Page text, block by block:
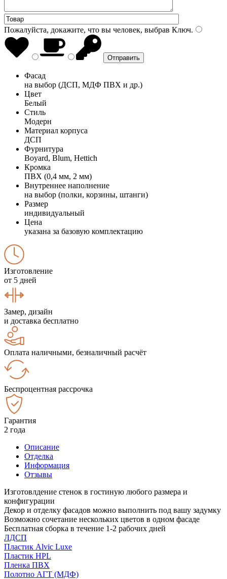
Пожалуйста, докажите, что вы человек, выбрав Ключ.
Фасад
на выбор (ДСП, МДФ ПВХ и др.)
Цвет
Белый
Стиль
Модерн
Материал корпуса
ДСП
Фурнитура
Boyard, Blum, Hettich
Кромка
ПВХ (0,4 мм, 2 мм)
Внутреннее наполнение
на выбор (полки, корзины, штанги)
Размер
индивидуальный
Цена
указана за базовую комплектацию
Изготовление
от 5 дней
Замер, дизайн
и доставка бесплатно
Оплата наличными, безналичный расчёт
Беспроцентная рассрочка
Гарантия
2 года
Описание
Отделка
Информация
Отзывы
Изготовлдение стенок в гостиную любого размера и
конфигурации
Декор и отделку фасадов можно выполнить под вашу задумку
Возможно сочетание нескольких цветов в одном фасаде
Бесплатная сборка в течение 1-2 рабочих дней
ЛДСП
Пластик Alvic Luxe
Пластик HPL
Пленка ПВХ
Полотно АГТ (МДФ)